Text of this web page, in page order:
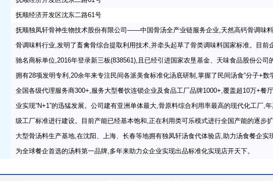
抚顺经济开发区沈东二路61号
抚顺独凤轩骨神生物技术股份有限公司——中国骨汤全产业链服务企业,天然高钙骨调味
骨调味料行业,发明了畜禽骨综合提取利用技术,并牵头起草了骨类调味料国家标准。目前
驰名商标单位,2016年登录新三板(838561),且已经引进国家农垦基金、天味食品股份公司
拥有28项发明专利,20余年来专注民间各派美食标准化汤底研制,掌握了民间汤食“分子+数
全国各级代理服务商300+,服务大型餐饮连锁企业及食品工厂品牌1000+,覆盖超10万+餐
业实现“N+1”的迅猛发展。公司建有亚洲单体最大,骨原料综合利用率最高的现代化工厂,
级工厂标准进行建设。目前产能已经基本饱和,正在利用类可乐模式进行全国产能的逐步
大型骨汤料生产基地,在沈阳、上海、长春等地拥有独凤轩汤食代体验店,助力汤食餐企实
为全球餐企首选的汤料第一品牌,多年来助力众企业实现出品标准化实现店开天下。